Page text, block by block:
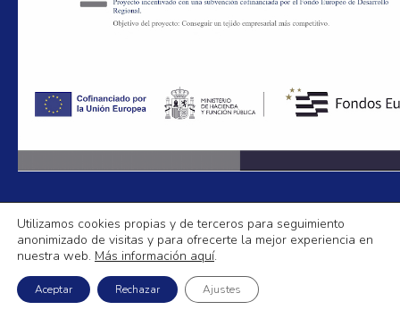
Aislamientos La Mancha
Política de Privacidad|Aviso legal|Política de Cookies
Utilizamos cookies propias y de terceros para seguimiento
anonimizado de visitas y para ofrecerte la mejor experiencia en
nuestra web. Más información aquí.
Aceptar Rechazar Ajustes